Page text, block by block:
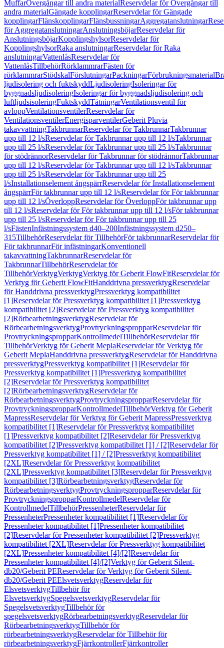
MuffarÖvergångar till andra materialReservdelar för Övergångar till
andra materialGängade kopplingarReservdelar för Gängade
kopplingarFlänskopplingarFlänsbussningarAggregatanslutningar
för AggregatanslutningarAnslutningsböjarReservdelar för
AnslutningsböjarKopplingshylsorReservdelar för
KopplingshylsorRaka anslutningarReservdelar för Raka
anslutningarVattenlåsReservdelar för
VattenlåsTillbehörRörklammrarFästen för
rörklammrarStödskalFörslutningarPackningarFörbrukningsmaterial
ljudisolering och fuktskyddLjudisoleringIsoleringar för
byggnadsljudisoleringIsoleringar för byggnadsljudisolering och
luftljudsisoleringFuktskyddTätningarVentilationsventil för
avloppVentilationsventilerReservdelar för
VentilationsventilerEnergisparventilerGeberit Pluvia
takavvattningTakbrunnarReservdelar för TakbrunnarTakbrunnar
upp till 12 l/sReservdelar för Takbrunnar upp till 12 l/sTakbrunnar
upp till 25 l/sReservdelar för Takbrunnar upp till 25 l/sTakbrunnar
för stödrännorReservdelar för Takbrunnar för stödrännorTakbrunnar
upp till 12 l/sReservdelar för Takbrunnar upp till 12 l/sTakbrunnar
upp till 25 l/sReservdelar för Takbrunnar upp till 25
l/sInstallationselement ångspärrReservdelar för Installationselement
ångspärrFör takbrunnar upp till 12 l/sReservdelar för För takbrunnar
upp till 12 l/sÖverloppReservdelar för ÖverloppFör takbrunnar upp
till 12 l/sReservdelar för För takbrunnar upp till 12 l/sFör takbrunnar
upp till 25 l/sReservdelar för För takbrunnar upp till 25
l/sFästenInfästningssystem d40–200Infästningssystem d250–
315TillbehörReservdelar för TillbehörFör takbrunnarReservdelar för
För takbrunnarFör infästningarKonventionell
takavvattningTakbrunnarReservdelar för
TakbrunnarTillbehörReservdelar för
TillbehörVerktygVerktygVerktyg för Geberit FlowFitReservdelar för
Verktyg för Geberit FlowFitHanddrivna pressverktygReservdelar
för Handdrivna pressverktygPressverktyg kompatibilitet
[1]Reservdelar för Pressverktyg kompatibilitet [1]Pressverktyg
kompatibilitet [2]Reservdelar för Pressverktyg kompatibilitet
[2]RörbearbetningsverktygReservdelar för
RörbearbetningsverktygProvtryckningspropparReservdelar för
ProvtryckningspropparKontrollmedelTillbehörReservdelar för
TillbehörVerktyg för Geberit MeplaReservdelar för Verktyg för
Geberit MeplaHanddrivna pressverktygReservdelar för Handdrivna
pressverktygPressverktyg kompatibilitet [1]Reservdelar för
Pressverktyg kompatibilitet [1]Pressverktyg kompatibilitet
[2]Reservdelar för Pressverktyg kompatibilitet
[2]RörbearbetningsverktygReservdelar för
RörbearbetningsverktygProvtryckningspropparReservdelar för
ProvtryckningspropparKontrollmedelTillbehörVerktyg för Geberit
MapressReservdelar för Verktyg för Geberit MapressPressverktyg
kompatibilitet [1]Reservdelar för Pressverktyg kompatibilitet
[1]Pressverktyg kompatibilitet [2]Reservdelar för Pressverktyg
kompatibilitet [2]Pressverktyg kompatibilitet [1] / [2]Reservdelar för
Pressverktyg kompatibilitet [1] / [2]Pressverktyg kompatibilitet
[2XL]Reservdelar för Pressverktyg kompatibilitet
[2XL]Pressverktyg kompatibilitet [3]Reservdelar för Pressverktyg
kompatibilitet [3]RörbearbetningsverktygReservdelar för
RörbearbetningsverktygProvtryckningspropparReservdelar för
ProvtryckningspropparKontrollmedelReservdelar för
KontrollmedelTillbehörPressenheterReservdelar för
PressenheterPressenheter kompatibilitet [1]Reservdelar för
Pressenheter kompatibilitet [1]Pressenheter kompatibilitet
[2]Reservdelar för Pressenheter kompatibilitet [2]Pressverktyg
kompatibilitet [2XL]Reservdelar för Pressverktyg kompatibilitet
[2XL]Pressenheter kompatibilitet [4]/[2]Reservdelar för
Pressenheter kompatibilitet [4]/[2]Verktyg för Geberit Silent-
db20/Geberit PEReservdelar för Verktyg för Geberit Silent-
db20/Geberit PEElsvetsverktygReservdelar för
ElsvetsverktygTillbehör för
ElsvetsverktygSpegelsvetsverktygReservdelar för
SpegelsvetsverktygTillbehör för
spegelsvetsverktygRörbearbetningsverktygReservdelar för
RörbearbetningsverktygTillbehör för
rörbearbetningsverktygReservdelar för Tillbehör för
rörbearbetningsverktygFjärrkontrollerFjärrkontroller